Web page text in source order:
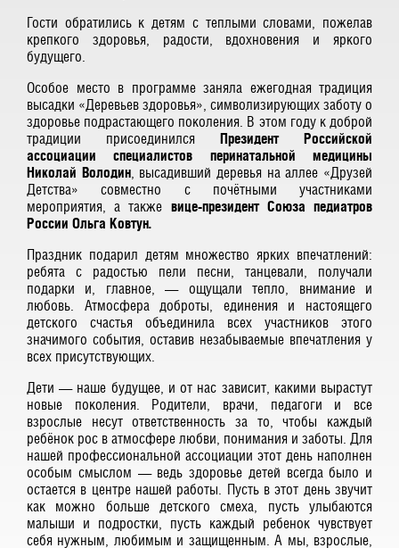
Гости обратились к детям с теплыми словами, пожелав
крепкого здоровья, радости, вдохновения и яркого
будущего.
Особое место в программе заняла ежегодная традиция
высадки «Деревьев здоровья», символизирующих заботу о
здоровье подрастающего поколения. В этом году к доброй
традиции присоединился Президент Российской
ассоциации специалистов перинатальной медицины
Николай Володин, высадивший деревья на аллее «Друзей
Детства» совместно с почётными участниками
мероприятия, а также вице-президент Союза педиатров
России Ольга Ковтун.
Праздник подарил детям множество ярких впечатлений:
ребята с радостью пели песни, танцевали, получали
подарки и, главное, — ощущали тепло, внимание и
любовь. Атмосфера доброты, единения и настоящего
детского счастья объединила всех участников этого
значимого события, оставив незабываемые впечатления у
всех присутствующих.
Дети — наше будущее, и от нас зависит, какими вырастут
новые поколения. Родители, врачи, педагоги и все
взрослые несут ответственность за то, чтобы каждый
ребёнок рос в атмосфере любви, понимания и заботы. Для
нашей профессиональной ассоциации этот день наполнен
особым смыслом — ведь здоровье детей всегда было и
остается в центре нашей работы. Пусть в этот день звучит
как можно больше детского смеха, пусть улыбаются
малыши и подростки, пусть каждый ребенок чувствует
себя нужным, любимым и защищенным. А мы, взрослые,